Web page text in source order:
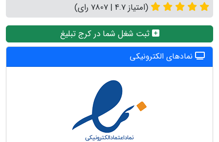
(امتیاز 4.7 | 7807 رای)
ثبت شغل شما در کرج تبلیغ
نمادهای الکترونیکی